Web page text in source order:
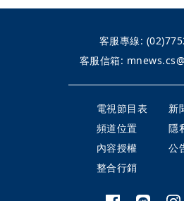
客服專線:
客服信箱:
電視節目表
新
頻道位置
隱
內容授權
公
整合行銷